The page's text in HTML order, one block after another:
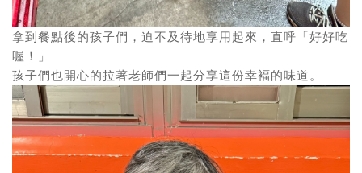
拿到餐點後的孩子們，迫不及待地享用起來，直呼「好好吃
喔！」
孩子們也開心的拉著老師們一起分享這份幸褔的味道。